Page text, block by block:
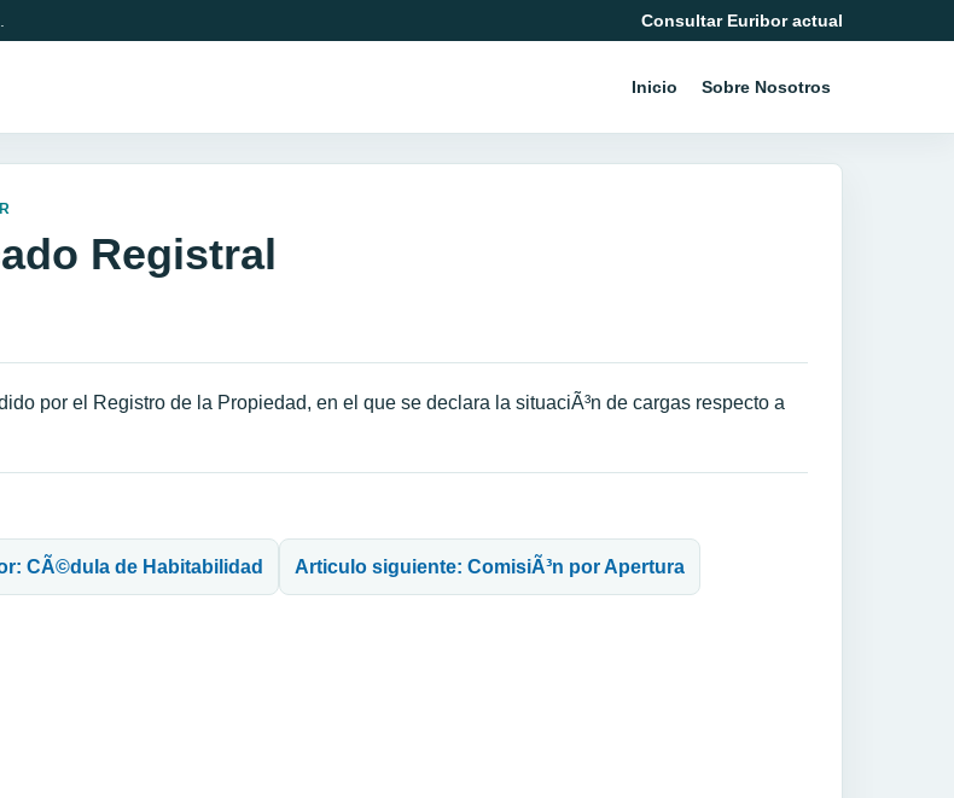
Consultar Euribor actual
Inicio Sobre Nosotros
Registral
por el Registro de la Propiedad, en el que se declara la situaciÃ³n de cargas respecto a
CÃ©dula de Habitabilidad Articulo siguiente: ComisiÃ³n por Apertura